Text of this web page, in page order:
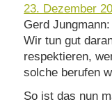
23. Dezember
Gerd
Wir tun gut
respektieren,
solche berufen
So ist das nun